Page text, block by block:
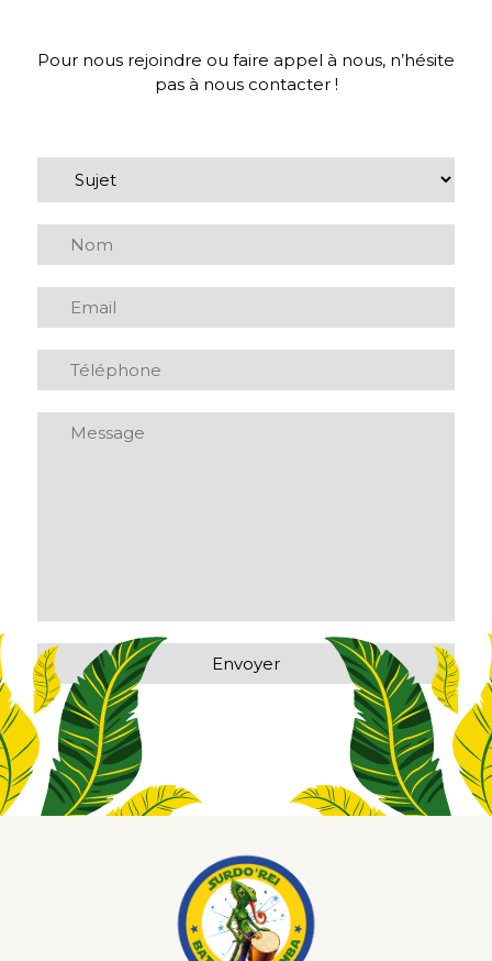
Pour nous rejoindre ou faire appel à nous, n’hésite
pas à nous contacter !